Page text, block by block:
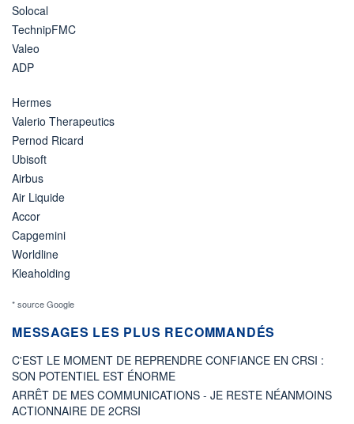
Solocal
TechnipFMC
Valeo
ADP
Hermes
Valerio Therapeutics
Pernod Ricard
Ubisoft
Airbus
Air Liquide
Accor
Capgemini
Worldline
Kleaholding
* source Google
MESSAGES LES PLUS RECOMMANDÉS
C'EST LE MOMENT DE REPRENDRE CONFIANCE EN CRSI :
SON POTENTIEL EST ÉNORME
ARRÊT DE MES COMMUNICATIONS - JE RESTE NÉANMOINS
ACTIONNAIRE DE 2CRSI